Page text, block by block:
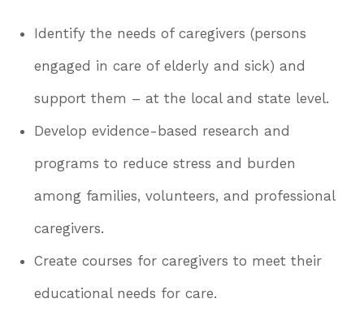
Identify the needs of caregivers (persons
engaged in care of elderly and sick) and
support them – at the local and state level.
Develop evidence-based research and
programs to reduce stress and burden
among families, volunteers, and professional
caregivers.
Create courses for caregivers to meet their
educational needs for care.